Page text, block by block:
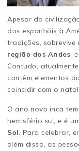
Apesar da
dos espanhóis à
tradições,
região dos Andes,
Contudo,
contêm elementos
coincidir com o
O ano novo inca
hemisfério sul, e é
Sol. Para celebrar,
além disso, as